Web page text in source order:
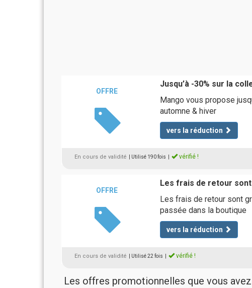
OFFRE
Jusqu’à -30% sur la
Mango vous propose
automne & hiver
vers la réduction
En cours de validité | Utilisé 190 fois vérifié !
OFFRE
Les frais de retour
Les frais de retour sont
passée dans la boutique
vers la réduction
En cours de validité | Utilisé 22 fois vérifié !
Les offres promotionnelles que vous